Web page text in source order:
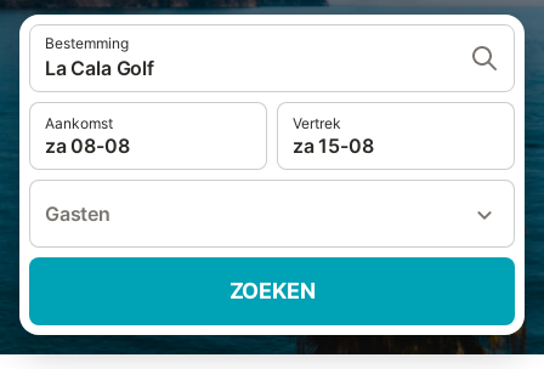
Bestemming
La Cala Golf
Aankomst
za 08-08
Vertrek
za 15-08
Gasten
ZOEKEN